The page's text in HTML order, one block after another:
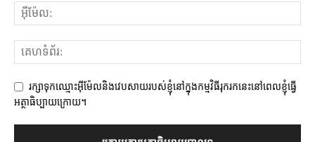
រក្សាទុកឈ្មោះអ៊ីម៉ែលនិងវេបសាយរបស់ខ្ញុំនៅក្នុងកម្មវិធីរុករកនេះនៅពេលខ្ញុំធ្វើ
អត្ថាធិប្បាយក្រោយ។